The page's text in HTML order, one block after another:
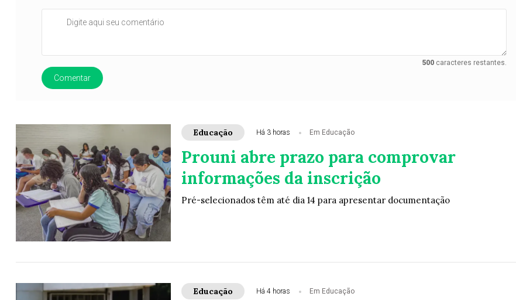
500caracteres restantes.
Comentar
Educação Há 3 horas Em Educação
Prouni abre prazo para comprovar
informações da inscrição
Pré-selecionados têm até dia 14 para apresentar documentação
Educação Há 4 horas Em Educação